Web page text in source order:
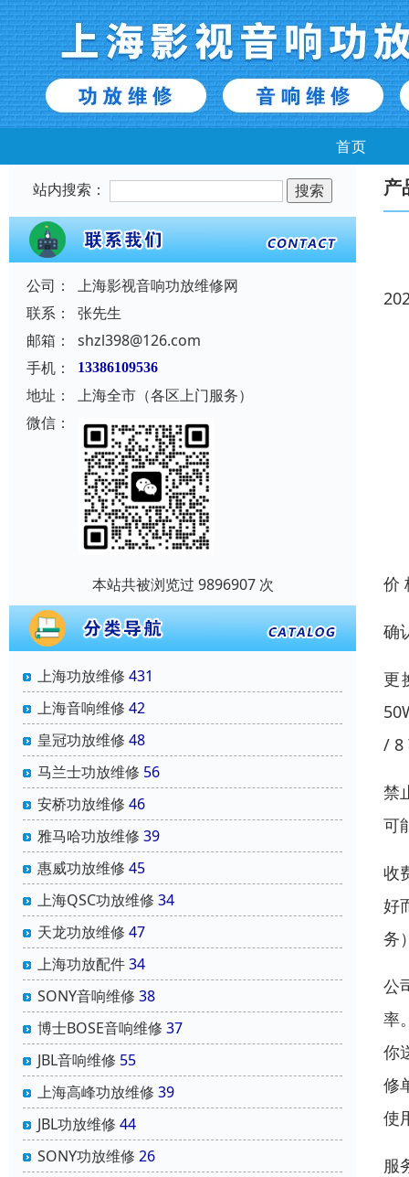
首页
站内搜索：
公司：
上海影视音响功放维修网
联系：
张先生
邮箱：
shzl398@126.com
手机：
13386109536
地址：
上海全市（各区上门服务）
微信：
本站共被浏览过 9896907 次
上海功放维修 431
上海音响维修 42
皇冠功放维修 48
马兰士功放维修 56
安桥功放维修 46
雅马哈功放维修 39
惠威功放维修 45
上海QSC功放维修 34
天龙功放维修 47
上海功放配件34
SONY音响维修 38
博士BOSE音响维修 37
JBL音响维修 55
上海高峰功放维修 39
JBL功放维修 44
SONY功放维修 26
产
价
确
更
/ 8
禁
可
收
好
务
公
率
你
修
使
服